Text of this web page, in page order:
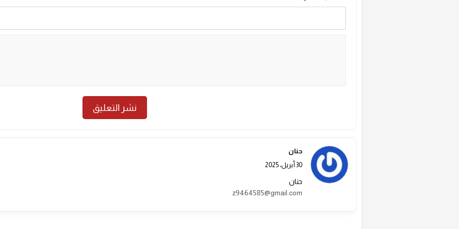
حنان
30 أبريل، 2025
حنان
z9464585@gmail.com